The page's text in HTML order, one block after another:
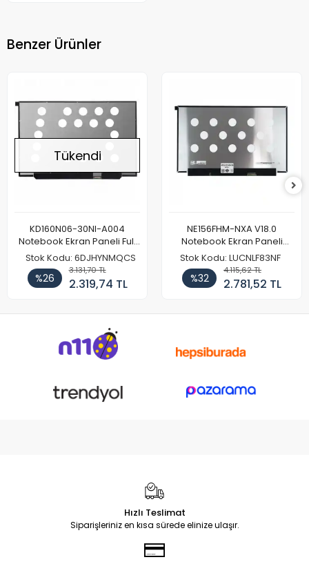
Benzer Ürünler
Tükendi
KD160N06-30NI-A004
Notebook Ekran Paneli Full
HD
Stok Kodu: 6DJHYNMQCS
%26
3.131,70 TL
2.319,74 TL
NE156FHM-NXA V18.0
Notebook Ekran Paneli
144Hz
Stok Kodu: LUCNLF83NF
%32
4.115,62 TL
2.781,52 TL
Hızlı Teslimat
Siparişleriniz en kısa sürede elinize ulaşır.